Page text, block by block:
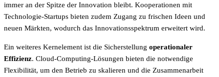
immer an der Spitze der Innovation bleibt. Kooperationen mit
Technologie-Startups bieten zudem Zugang zu frischen Ideen und
neuen Märkten, wodurch das Innovationsspektrum erweitert wird.
Ein weiteres Kernelement ist die Sicherstellung operationaler
Effizienz. Cloud-Computing-Lösungen bieten die notwendige
Flexibilität, um den Betrieb zu skalieren und die Zusammenarbeit